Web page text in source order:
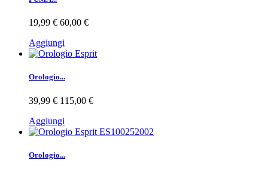
19,99 € 60,00 €
Aggiungi
Orologio...
39,99 € 115,00 €
Aggiungi
Orologio...